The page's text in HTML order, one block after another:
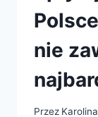
nie
Przez